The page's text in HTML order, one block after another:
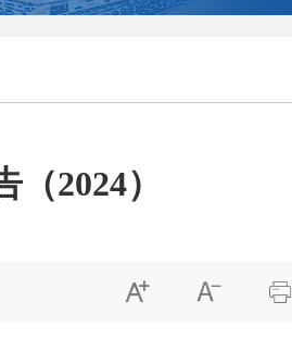
2024）
  